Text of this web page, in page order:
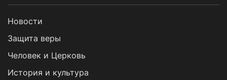
Новости
Защита веры
Человек и Церковь
История и культура